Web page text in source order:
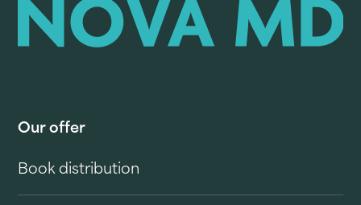
Our offer
Book distribution